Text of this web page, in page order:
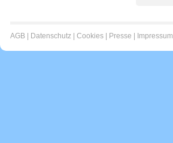
AGB Datenschutz Cookies Presse Impressum